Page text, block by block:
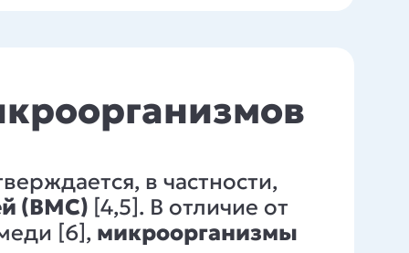
в частности,
(ВМС) [4,5]. В отличие от
[6], микроорганизмы